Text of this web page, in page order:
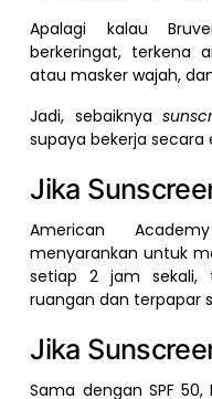
Apalagi kalau
berkeringat, terkena
atau masker wajah,
Jadi, sebaiknya
supaya bekerja secara
Jika
American
menyarankan untuk
setiap 2 jam sekali,
ruangan dan terpapar
Jika
Sama dengan SPF